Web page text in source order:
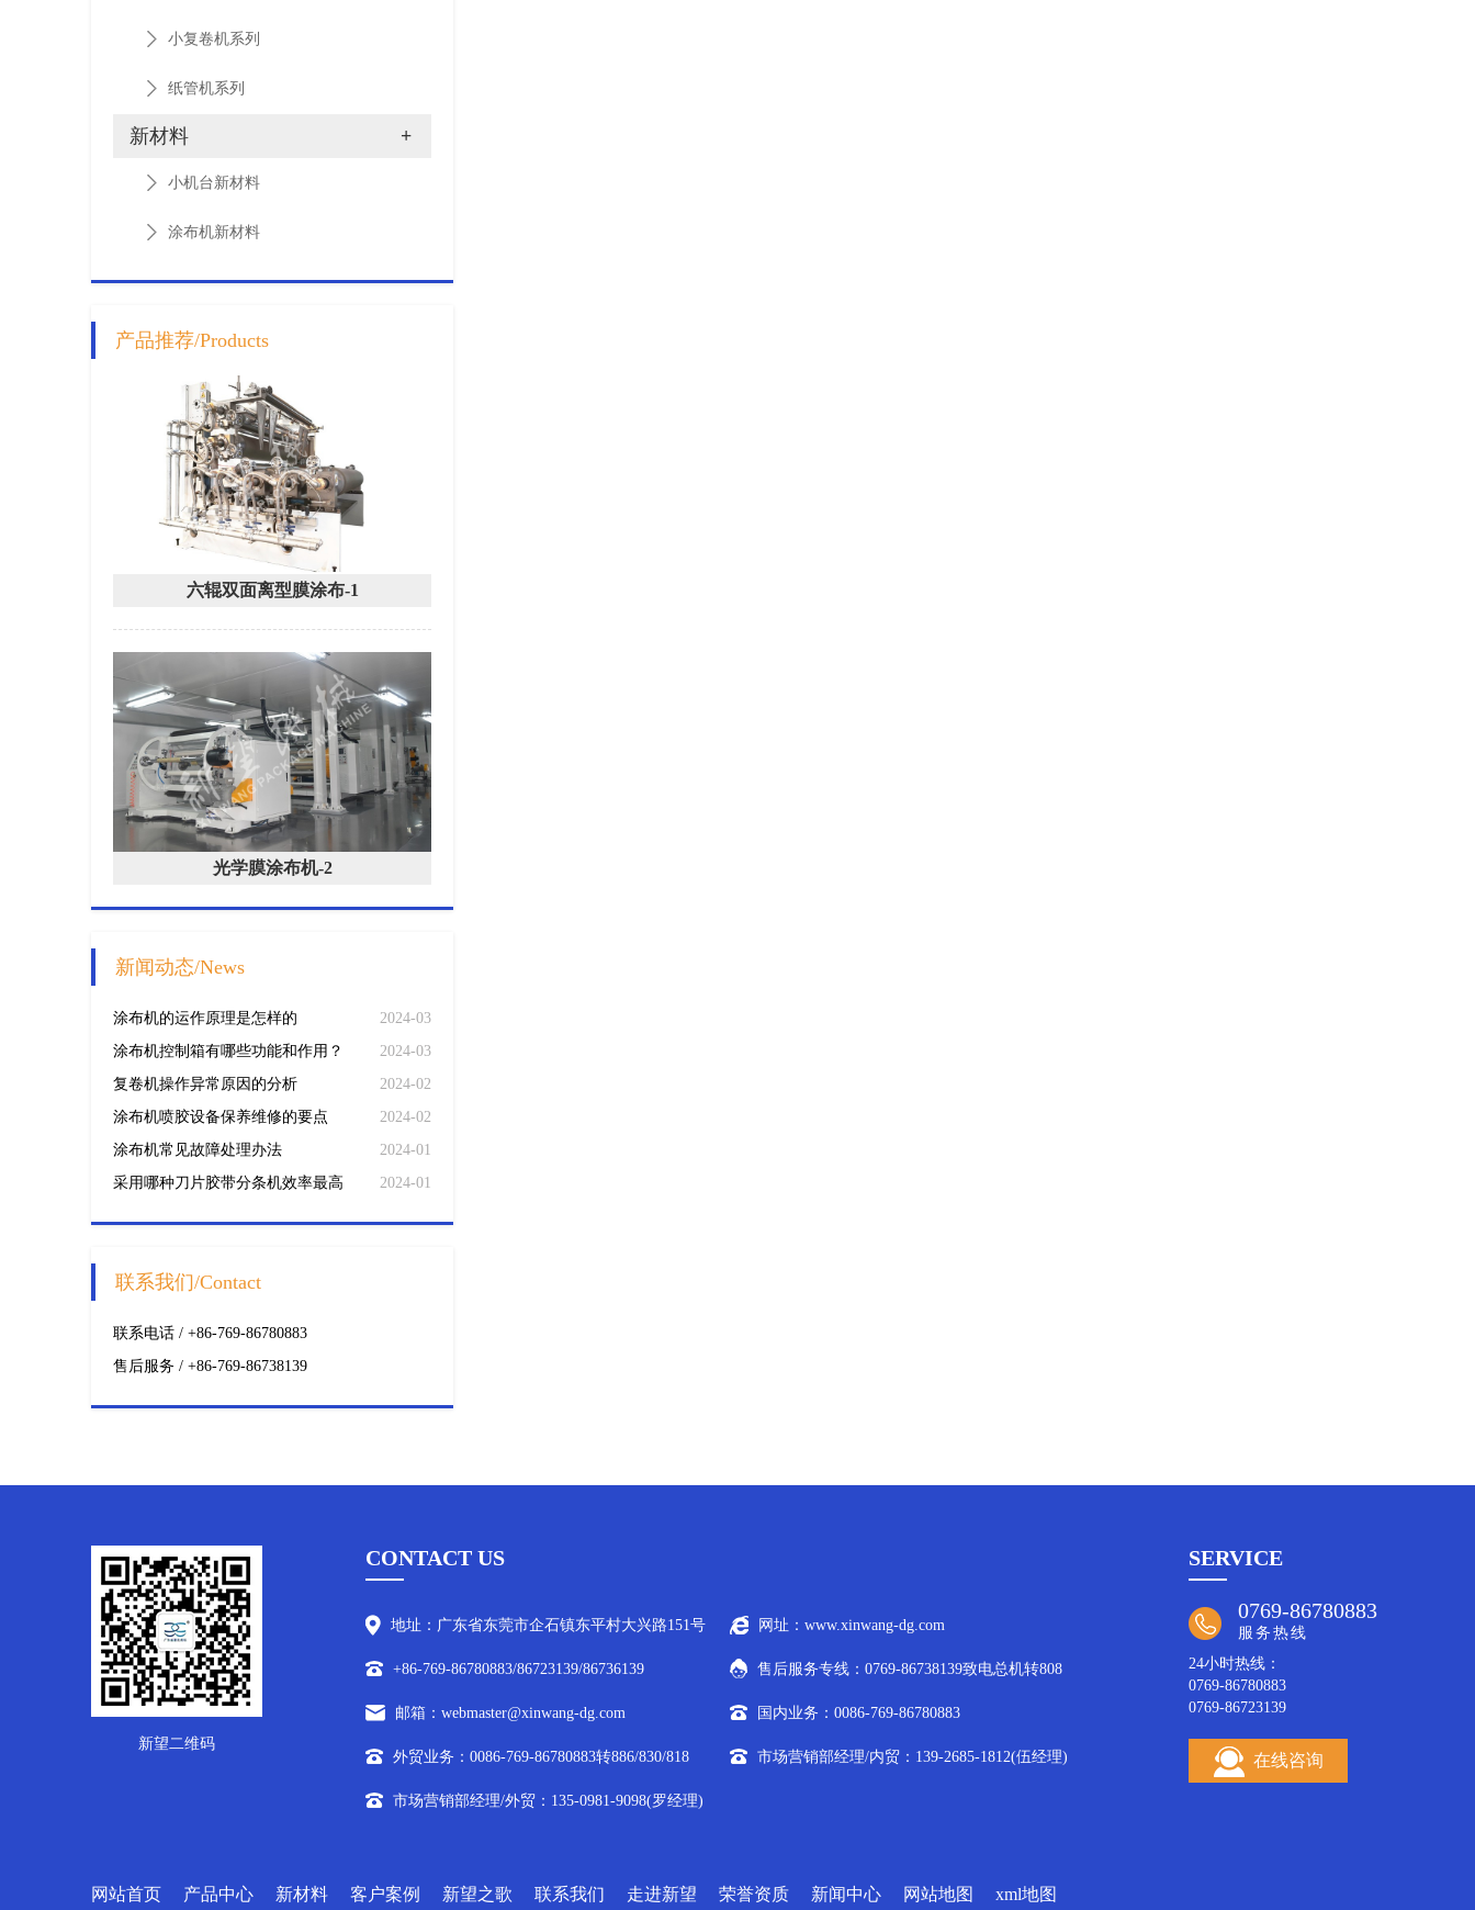
小复卷机系列
纸管机系列
新材料 +
小机台新材料
涂布机新材料
产品推荐/Products
六辊双面离型膜涂布-1
光学膜涂布机-2
新闻动态/News
涂布机的运作原理是怎样的
2024-03
涂布机控制箱有哪些功能和作用？
2024-03
复卷机操作异常原因的分析
2024-02
涂布机喷胶设备保养维修的要点
2024-02
涂布机常见故障处理办法
2024-01
采用哪种刀片胶带分条机效率最高
2024-01
联系我们/Contact
联系电话 / +86-769-86780883
售后服务 / +86-769-86738139
新望二维码
CONTACT US
地址：广东省东莞市企石镇东平村大兴路151号 网址：www.xinwang-dg.com
+86-769-86780883/86723139/86736139 售后服务专线：0769-86738139致电总机转808
邮箱：webmaster@xinwang-dg.com 国内业务：0086-769-86780883
外贸业务：0086-769-86780883转886/830/818 市场营销部经理/内贸：139-2685-1812(伍经理)
市场营销部经理/外贸：135-0981-9098(罗经理)
SERVICE
0769-86780883
服务热线
24小时热线：
0769-86780883
0769-86723139
在线咨询
网站首页 产品中心 新材料 客户案例 新望之歌 联系我们 走进新望 荣誉资质 新闻中心 网站地图 xml地图